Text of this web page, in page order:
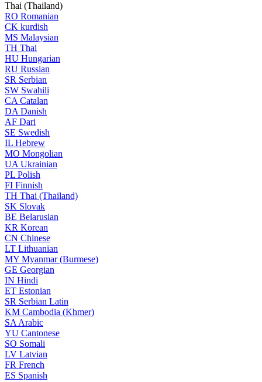
Thai (Thailand)
RO Romanian
CK kurdish
MS Malaysian
TH Thai
HU Hungarian
RU Russian
SR Serbian
SW Swahili
CA Catalan
DA Danish
AF Dari
SE Swedish
IL Hebrew
MO Mongolian
UA Ukrainian
PL Polish
FI Finnish
TH Thai (Thailand)
SK Slovak
BE Belarusian
KR Korean
CN Chinese
LT Lithuanian
MY Myanmar (Burmese)
GE Georgian
IN Hindi
ET Estonian
SR Serbian Latin
KM Cambodia (Khmer)
SA Arabic
YU Cantonese
SO Somali
LV Latvian
FR French
ES Spanish